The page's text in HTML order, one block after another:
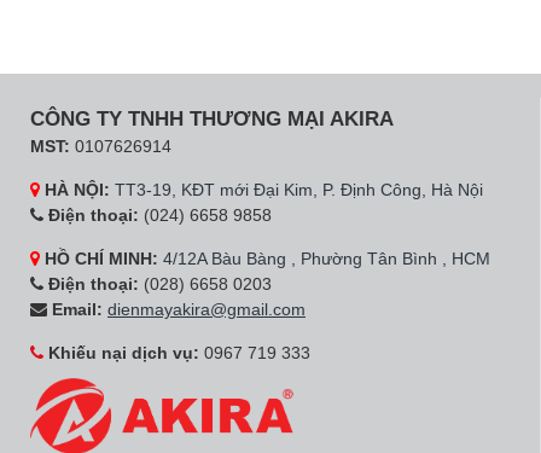
CÔNG TY TNHH THƯƠNG MẠI AKIRA
MST: 0107626914
HÀ NỘI: TT3-19, KĐT mới Đại Kim, P. Định Công, Hà Nội
Điện thoại: (024) 6658 9858
HỒ CHÍ MINH: 4/12A Bàu Bàng , Phường Tân Bình , HCM
Điện thoại: (028) 6658 0203
Email: dienmayakira@gmail.com
Khiếu nại dịch vụ: 0967 719 333